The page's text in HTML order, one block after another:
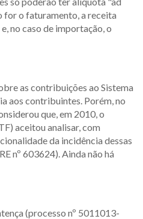
for o faturamento, a receita
no caso de importação, o
as contribuições ao Sistema
aos contribuintes. Porém, no
que, em 2010, o
aceitou analisar, com
da incidência dessas
nº 603624). Ainda não há
(processo nº 5011013-